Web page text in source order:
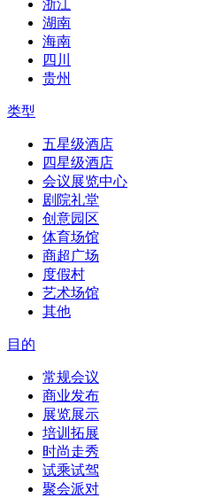
浙江
湖南
海南
四川
贵州
类型
五星级酒店
四星级酒店
会议展览中心
剧院礼堂
创意园区
体育场馆
商超广场
度假村
艺术场馆
其他
目的
常规会议
商业发布
展览展示
培训拓展
时尚走秀
试乘试驾
聚会派对